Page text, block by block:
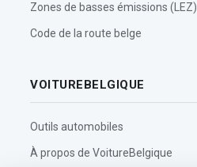
Zones de basses émissions (LEZ)
Code de la route belge
VOITUREBELGIQUE
Outils automobiles
À propos de VoitureBelgique